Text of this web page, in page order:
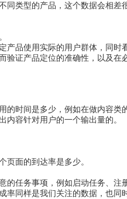
同类型的产品，这个数据会相差
产品使用实际的用户群体，同时
验证产品定位的准确性，以及在
的时间是多少，例如在做内容类
内容针对用户的一个输出量的。
页面的到达率是多少。
的任务事项，例如启动任务、注
率同样是我们关注的数据，也同